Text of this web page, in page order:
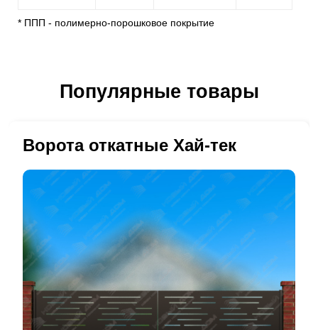
* ППП - полимерно-порошковое покрытие
Популярные товары
Ворота откатные Хай-тек